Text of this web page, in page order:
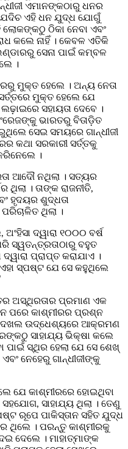
ଏମାନଙ୍କଠାରୁ ଧନର
ଯଦିଚ ଏହି ଧନ ଯୁଦ୍ଧ ଯୋଗୁଁ
ଲୋକଙ୍କଠୁ ଠିକା ନେବା ଏବଂ
କଲେ ନାହିଁ । କେବଳ ଏତିକି
ସେନା ପାଇଁ କମ୍ବଳ
।
ମୁକ୍ତ ହେଲେ । ଅନ୍ୟ ନେତା
ମୁକ୍ତ ହେଲେ ଯେ
ସହାୟତା ଦେବେ ।
ଭାରତରୁ ବିତାଡ଼ିତ
ସେଇ ସମୟରେ ଗାନ୍ଧୀଜୀ
କଥା ସରକାରୀ ସର୍ତ୍ତକୁ
।
ଆଦୌ ନଥିଲା । ସତ୍ୟର
ଥିଲା । ତାଙ୍କ ରାଜନୀତି,
ହୃଦୟର ଶୁଦ୍ଧତା
ଥିଲା ।
ଦ୍ୱାରା ୧୦୦୦ ବର୍ଷ
ସ୍ୱତନ୍ତ୍ରତାଠାରୁ ବହୁତ
ପ୍ରାପ୍ତ କରାଯାଏ ।
ସ୍ପଷ୍ଟ ଯେ ସେ କହୁଥିଲେ
ଅସ୍ଥିରତାର ପ୍ରମାଣ ଏକ
ପରେ କାଶ୍ମୀରର ପ୍ରଶ୍ନ
ଦଖଲ ଉଦ୍ଧେଶ୍ୟରେ ଆକ୍ରମଣ
ସାହାଯ୍ୟ ଭିକ୍ଷା କଲେ
ପାଇଁ ସ୍ଥିର ହେଲା ଯେ ସେ ଶେଖ୍‌
ନେହେରୁ ଗାନ୍ଧୀଜୀଙ୍କୁ
ଯେ କାଶ୍ମୀରରେ ହୋଇଥିବା
ସାହାଯ୍ୟ ଥିଲା । ତେଣୁ
ରୂପେ ପାକିସ୍ତାନ ସହିତ ଯୁଦ୍ଧ
ଥିଲେ । ପରନ୍ତୁ କାଶ୍ମୀରକୁ
ଦେଲେ । ମାହାତ୍ମାଙ୍କ